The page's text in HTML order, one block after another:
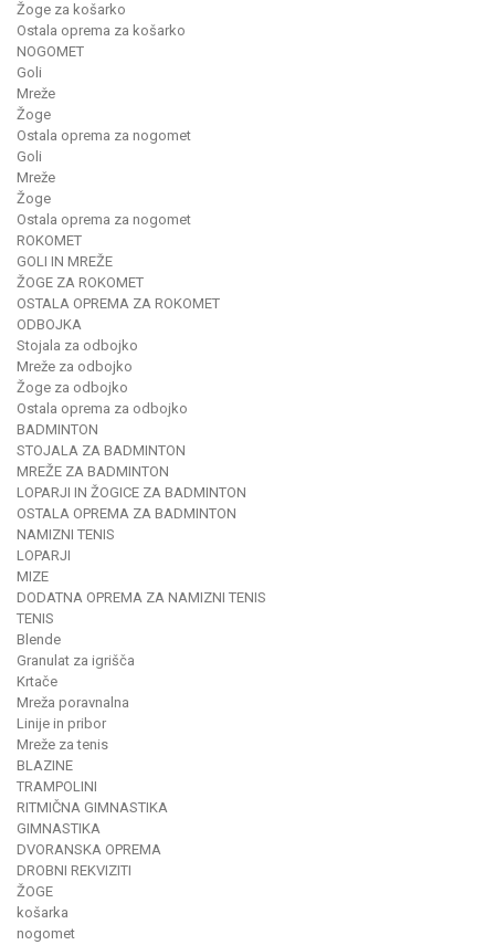
Žoge za košarko
Ostala oprema za košarko
NOGOMET
Goli
Mreže
Žoge
Ostala oprema za nogomet
Goli
Mreže
Žoge
Ostala oprema za nogomet
ROKOMET
GOLI IN MREŽE
ŽOGE ZA ROKOMET
OSTALA OPREMA ZA ROKOMET
ODBOJKA
Stojala za odbojko
Mreže za odbojko
Žoge za odbojko
Ostala oprema za odbojko
BADMINTON
STOJALA ZA BADMINTON
MREŽE ZA BADMINTON
LOPARJI IN ŽOGICE ZA BADMINTON
OSTALA OPREMA ZA BADMINTON
NAMIZNI TENIS
LOPARJI
MIZE
DODATNA OPREMA ZA NAMIZNI TENIS
TENIS
Blende
Granulat za igrišča
Krtače
Mreža poravnalna
Linije in pribor
Mreže za tenis
BLAZINE
TRAMPOLINI
RITMIČNA GIMNASTIKA
GIMNASTIKA
DVORANSKA OPREMA
DROBNI REKVIZITI
ŽOGE
košarka
nogomet